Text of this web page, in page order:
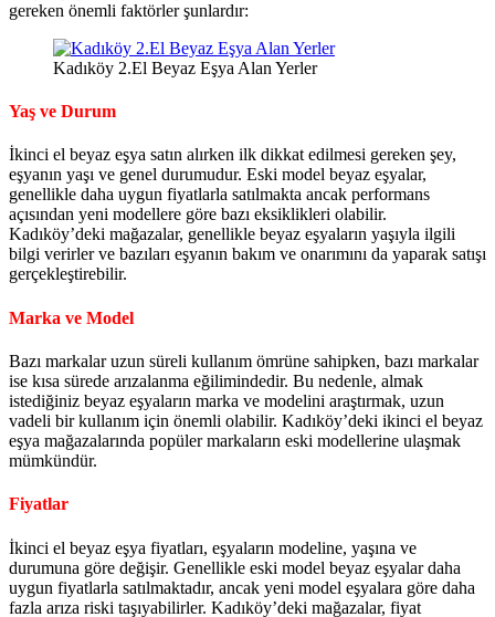
gereken önemli faktörler şunlardır:
Kadıköy 2.El Beyaz Eşya Alan Yerler
Yaş ve Durum
İkinci el beyaz eşya satın alırken ilk dikkat edilmesi gereken şey,
eşyanın yaşı ve genel durumudur. Eski model beyaz eşyalar,
genellikle daha uygun fiyatlarla satılmakta ancak performans
açısından yeni modellere göre bazı eksiklikleri olabilir.
Kadıköy’deki mağazalar, genellikle beyaz eşyaların yaşıyla ilgili
bilgi verirler ve bazıları eşyanın bakım ve onarımını da yaparak satışı
gerçekleştirebilir.
Marka ve Model
Bazı markalar uzun süreli kullanım ömrüne sahipken, bazı markalar
ise kısa sürede arızalanma eğilimindedir. Bu nedenle, almak
istediğiniz beyaz eşyaların marka ve modelini araştırmak, uzun
vadeli bir kullanım için önemli olabilir. Kadıköy’deki ikinci el beyaz
eşya mağazalarında popüler markaların eski modellerine ulaşmak
mümkündür.
Fiyatlar
İkinci el beyaz eşya fiyatları, eşyaların modeline, yaşına ve
durumuna göre değişir. Genellikle eski model beyaz eşyalar daha
uygun fiyatlarla satılmaktadır, ancak yeni model eşyalara göre daha
fazla arıza riski taşıyabilirler. Kadıköy’deki mağazalar, fiyat